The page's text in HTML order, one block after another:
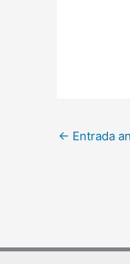
← Entrada